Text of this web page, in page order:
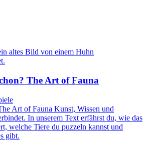
The Art of Fauna
Art of Fauna Kunst, Wissen und
In unserem Text erfährst du, wie das
welche Tiere du puzzeln kannst und
gibt.